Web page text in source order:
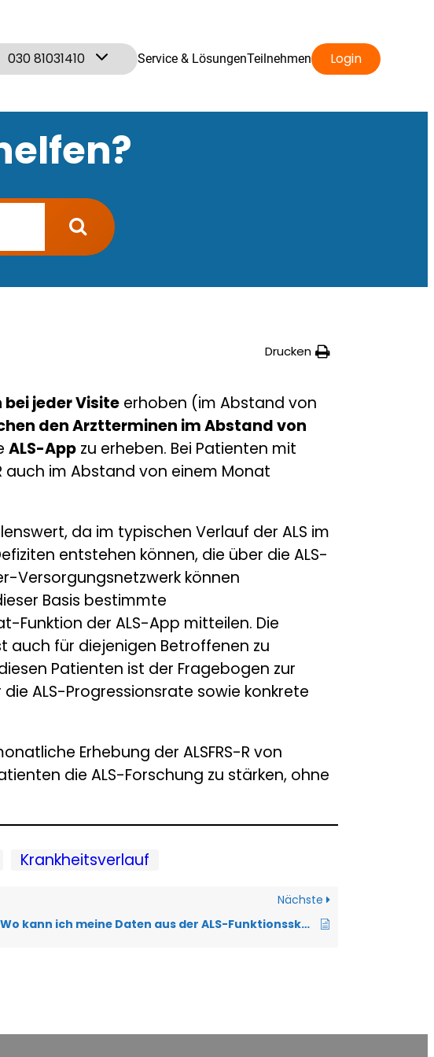
030 81031410 Service & LösungenTeilnehmen Login
Drucken
jeder Visite erhoben (im Abstand von
den Arztterminen im Abstand von
ALS-App zu erheben. Bei Patienten mit
auch im Abstand von einem Monat
da im typischen Verlauf der ALS im
entstehen können, die über die ALS-
Versorgungsnetzwerk können
Basis bestimmte
Funktion der ALS-App mitteilen. Die
auch für diejenigen Betroffenen zu
Patienten ist der Fragebogen zur
ALS-Progressionsrate sowie konkrete
Erhebung der ALSFRS-R von
die ALS-Forschung zu stärken, ohne
Krankheitsverlauf
Nächste
Wo kann ich meine Daten aus der ALS-Funktionsskala sehen?